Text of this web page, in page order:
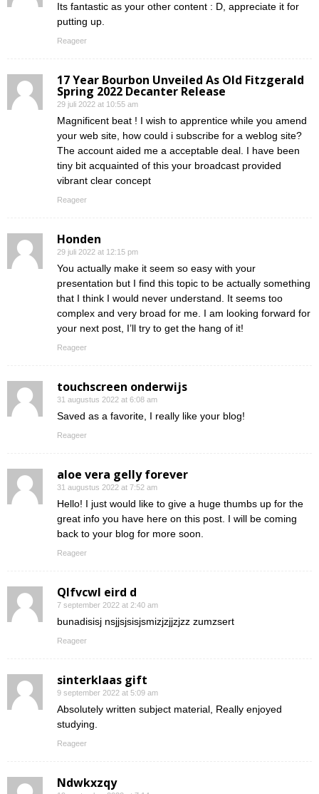
Its fantastic as your other content : D, appreciate it for
putting up.
Reageer
17 Year Bourbon Unveiled As Old Fitzgerald
Spring 2022 Decanter Release
29 juli 2022 at 10:55 am
Magnificent beat ! I wish to apprentice while you amend
your web site, how could i subscribe for a weblog site?
The account aided me a acceptable deal. I have been
tiny bit acquainted of this your broadcast provided
vibrant clear concept
Reageer
Honden
29 juli 2022 at 12:15 pm
You actually make it seem so easy with your
presentation but I find this topic to be actually something
that I think I would never understand. It seems too
complex and very broad for me. I am looking forward for
your next post, I’ll try to get the hang of it!
Reageer
touchscreen onderwijs
31 augustus 2022 at 6:08 am
Saved as a favorite, I really like your blog!
Reageer
aloe vera gelly forever
31 augustus 2022 at 7:52 am
Hello! I just would like to give a huge thumbs up for the
great info you have here on this post. I will be coming
back to your blog for more soon.
Reageer
Qlfvcwl eird d
7 september 2022 at 2:40 am
bunadisisj nsjjsjsisjsmizjzjjzjzz zumzsert
Reageer
sinterklaas gift
9 september 2022 at 5:09 am
Absolutely written subject material, Really enjoyed
studying.
Reageer
Ndwkxzqy